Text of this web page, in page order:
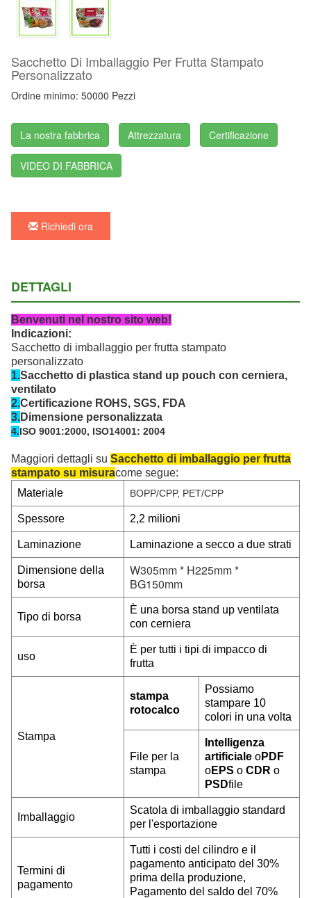
Sacchetto Di Imballaggio Per Frutta Stampato
Personalizzato
Ordine minimo: 50000 Pezzi
La nostra fabbrica Attrezzatura Certificazione
VIDEO DI FABBRICA
Richiedi ora
DETTAGLI
Benvenuti nel nostro sito web!
Indicazioni:
Sacchetto di imballaggio per frutta stampato
personalizzato
1.Sacchetto di plastica stand up pouch con cerniera,
ventilato
2.Certificazione ROHS, SGS, FDA
3.Dimensione personalizzata
4.ISO 9001:2000, ISO14001: 2004
Maggiori dettagli su Sacchetto di imballaggio per frutta
stampato su misuracome segue:
Materiale
BOPP/CPP, PET/CPP
Spessore 2,2 milioni
Laminazione Laminazione a secco a due strati
Dimensione della
borsa
W305mm * H225mm *
BG150mm
Tipo di borsa
È una borsa stand up ventilata
con cerniera
uso
È per tutti i tipi di impacco di
frutta
Stampa
stampa
rotocalco
Possiamo
stampare 10
colori in una volta
File per la
stampa
Intelligenza
artificiale oPDF
oEPS o CDR o
PSDfile
Imballaggio
Scatola di imballaggio standard
per l'esportazione
Termini di
pagamento
Tutti i costi del cilindro e il
pagamento anticipato del 30%
prima della produzione,
Pagamento del saldo del 70%